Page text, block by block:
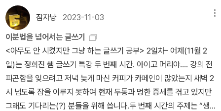
한 마음과 바른 자세로 깨끗하게 고이고이 읽고, 필립 로스 책 알라딘
에 팔았다. 왜 팔았나. 다시 사야한다. 미쳤나. 왜 팔았나.
잠자냥 2023-11-03
이분법을 넘어서는 글쓰기
<아무도 안 시켰지만 그냥 하는 글쓰기 공부> 2일차- 어제(11월 2
일)는 정희진 쌤 글쓰기 특강 두 번째 시간. 아이고 머리야.... 강의 전
피곤함을 잊으려고 저녁 늦게 마신 커피가 카페인이 많았는지 새벽 2
시 넘도록 잠을 이루지 못하여 현재 두통과 멍한 증세를 겪고 있지만
그래도 기다리는(?) 분들을 위해 씁니다.두 번째 시간의 주제는 “생